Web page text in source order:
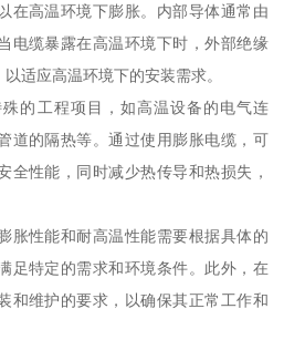
在高温环境下膨胀。内部导体通常由
电缆暴露在高温环境下时，外部绝缘
适应高温环境下的安装需求。
的工程项目，如高温设备的电气连
道的隔热等。通过使用膨胀电缆，可
全性能，同时减少热传导和热损失，
胀性能和耐高温性能需要根据具体的
足特定的需求和环境条件。此外，在
和维护的要求，以确保其正常工作和